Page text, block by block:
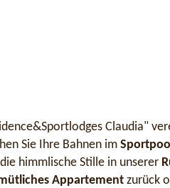
Claudia"
Sie Ihre Bahnen im
himmlische Stille in unserer
Appartementzurück